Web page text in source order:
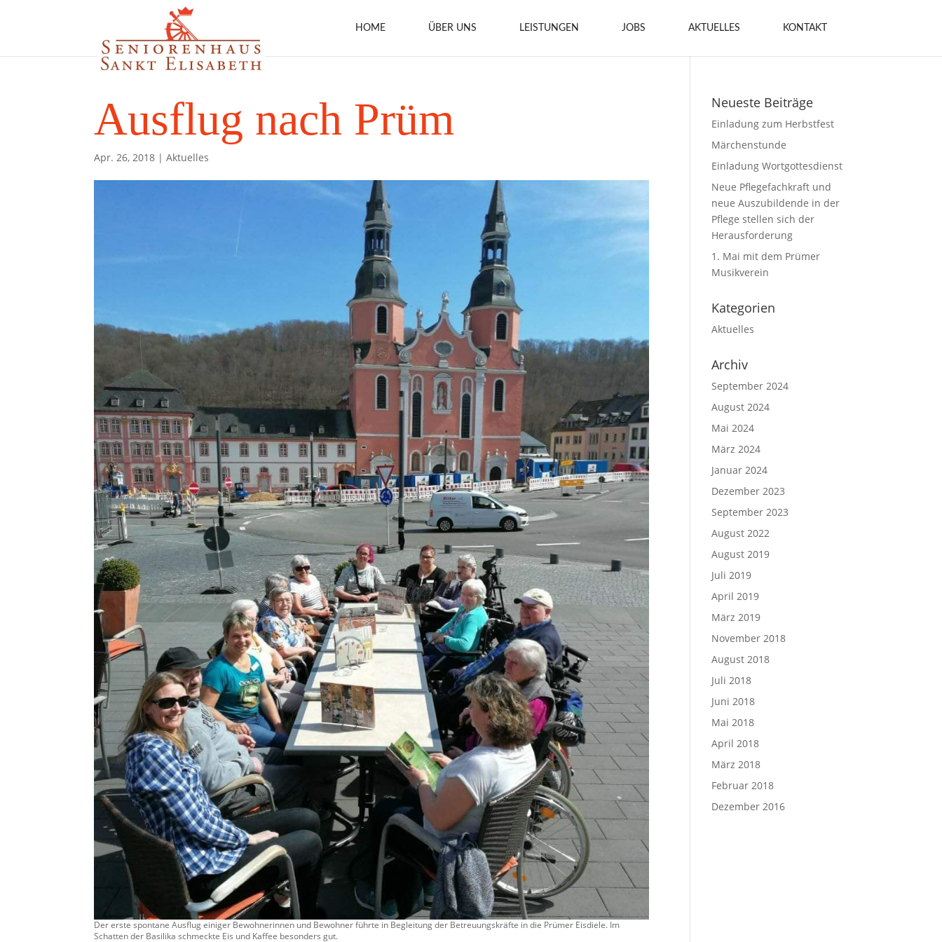
HOME ÜBER UNS LEISTUNGEN JOBS AKTUELLES KONTAKT
Ausflug nach Prüm
Apr. 26, 2018 |Aktuelles
Der erste spontane Ausflug einiger Bewohnerinnen und Bewohner führte in Begleitung der Betreuungskräfte in die Prümer Eisdiele. Im
Schatten der Basilika schmeckte Eis und Kaffee besonders gut.
Neueste Beiträge
Einladung zum Herbstfest
Märchenstunde
Einladung Wortgottesdienst
Neue Pflegefachkraft und
neue Auszubildende in der
Pflege stellen sich der
Herausforderung
1. Mai mit dem Prümer
Musikverein
Kategorien
Aktuelles
Archiv
September 2024
August 2024
Mai 2024
März 2024
Januar 2024
Dezember 2023
September 2023
August 2022
August 2019
Juli 2019
April 2019
März 2019
November 2018
August 2018
Juli 2018
Juni 2018
Mai 2018
April 2018
März 2018
Februar 2018
Dezember 2016